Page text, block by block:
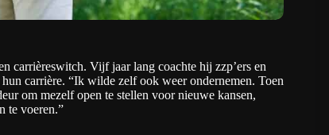
carrièreswitch. Vijf jaar lang coachte hij zzp’ers en
carrière. “Ik wilde zelf ook weer ondernemen. Toen
om mezelf open te stellen voor nieuwe kansen,
te voeren.”